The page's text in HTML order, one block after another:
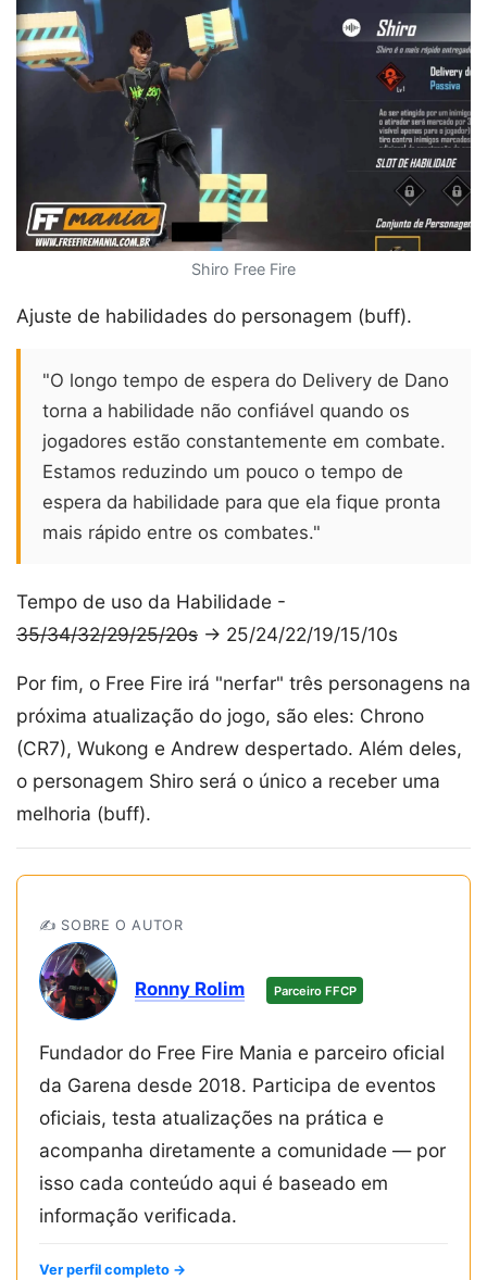
Shiro Free Fire
Ajuste de habilidades do personagem (buff).
"O longo tempo de espera do Delivery de Dano
torna a habilidade não confiável quando os
jogadores estão constantemente em combate.
Estamos reduzindo um pouco o tempo de
espera da habilidade para que ela fique pronta
mais rápido entre os combates."
Tempo de uso da Habilidade -
35/34/32/29/25/20s -> 25/24/22/19/15/10s
Por fim, o Free Fire irá "nerfar" três personagens na
próxima atualização do jogo, são eles: Chrono
(CR7), Wukong e Andrew despertado. Além deles,
o personagem Shiro será o único a receber uma
melhoria (buff).
✍️ SOBRE O AUTOR
Ronny Rolim Parceiro FFCP
Fundador do Free Fire Mania e parceiro oficial
da Garena desde 2018. Participa de eventos
oficiais, testa atualizações na prática e
acompanha diretamente a comunidade — por
isso cada conteúdo aqui é baseado em
informação verificada.
Ver perfil completo →